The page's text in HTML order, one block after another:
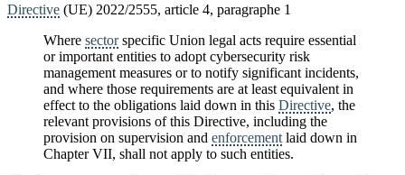
Directive (UE) 2022/2555, article 4, paragraphe 1
Where sectorspecific Union legal acts require essential
or important entities to adopt cybersecurity risk
management measures or to notify significant incidents,
and where those requirements are at least equivalent in
effect to the obligations laid down in this Directive, the
relevant provisions of this Directive, including the
provision on supervision and enforcement laid down in
Chapter VII, shall not apply to such entities.